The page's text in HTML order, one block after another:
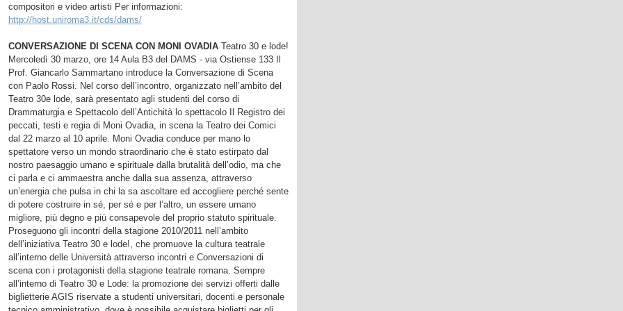
compositori e video artisti Per informazioni:
http://host.uniroma3.it/cds/dams/
CONVERSAZIONE DI SCENA CON MONI OVADIATeatro 30 e lode!
Mercoledì 30 marzo, ore 14 Aula B3 del DAMS - via Ostiense 133 Il
Prof. Giancarlo Sammartano introduce la Conversazione di Scena
con Paolo Rossi. Nel corso dell’incontro, organizzato nell’ambito del
Teatro 30e lode, sarà presentato agli studenti del corso di
Drammaturgia e Spettacolo dell’Antichità lo spettacolo Il Registro dei
peccati, testi e regia di Moni Ovadia, in scena la Teatro dei Comici
dal 22 marzo al 10 aprile. Moni Ovadia conduce per mano lo
spettatore verso un mondo straordinario che è stato estirpato dal
nostro paesaggio umano e spirituale dalla brutalità dell’odio, ma che
ci parla e ci ammaestra anche dalla sua assenza, attraverso
un’energia che pulsa in chi la sa ascoltare ed accogliere perché sente
di potere costruire in sé, per sé e per l’altro, un essere umano
migliore, più degno e più consapevole del proprio statuto spirituale.
Proseguono gli incontri della stagione 2010/2011 nell’ambito
dell’iniziativa Teatro 30 e lode!, che promuove la cultura teatrale
all’interno delle Università attraverso incontri e Conversazioni di
scena con i protagonisti della stagione teatrale romana. Sempre
all’interno di Teatro 30 e Lode: la promozione dei servizi offerti dalle
biglietterie AGIS riservate a studenti universitari, docenti e personale